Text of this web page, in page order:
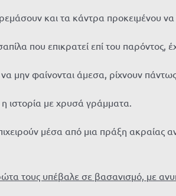
και τα κάντρα προκειμένου
που επικρατεί επί του παρόντος,
μην φαίνονται άμεσα, ρίχνουν
ιστορία με χρυσά γράμματα.
μέσα από μια πράξη
τους υπέβαλε σε βασανισμό, με